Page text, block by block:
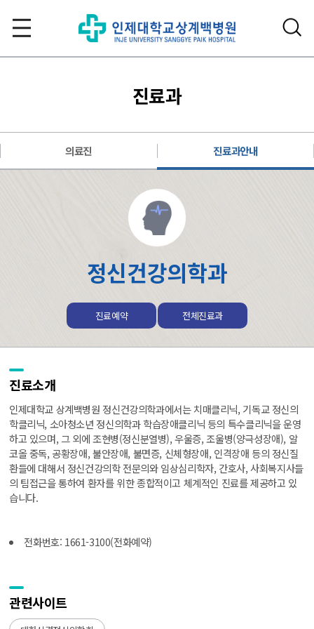
진료과
의료진 진료과안내
정신건강의학과
진료예약 전체진료과
진료소개
인제대학교 상계백병원 정신건강의학과에서는 치매클리닉, 기독교 정신의
학클리닉, 소아청소년 정신의학과 학습장애클리닉 등의 특수클리닉을 운영
하고 있으며, 그 외에 조현병(정신분열병), 우울증, 조울병(양극성장애), 알
코올 중독, 공황장애, 불안장애, 불면증, 신체형장애, 인격장애 등의 정신질
환들에 대해서 정신건강의학 전문의와 임상심리학자, 간호사, 사회복지사들
의 팀접근을 통하여 환자를 위한 종합적이고 체계적인 진료를 제공하고 있
습니다.
전화번호: 1661-3100(전화예약)
관련사이트